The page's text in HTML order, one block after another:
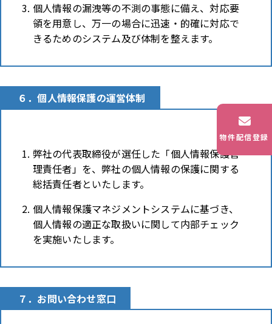
個人情報の漏洩等の不測の事態に備え、対応要
領を用意し、万一の場合に迅速・的確に対応で
きるためのシステム及び体制を整えます。
６．個人情報保護の運営体制
弊社の代表取締役が選任した「個人情報保護管
理責任者」を、弊社の個人情報の保護に関する
総括責任者といたします。
個人情報保護マネジメントシステムに基づき、
個人情報の適正な取扱いに関して内部チェック
を実施いたします。
７．お問い合わせ窓口
物件配信登録